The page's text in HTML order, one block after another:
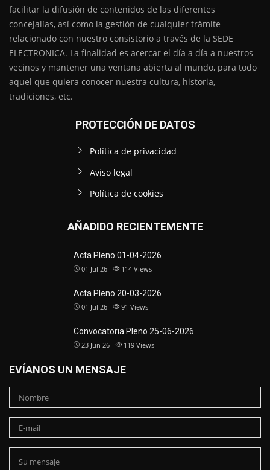
facilitar la difusión de contenidos de las diferentes
concejalías, así como la gestión de cualquier trámite
relacionado con nuestro consistorio a través de la SEDE
ELECTRONICA. La finalidad es acercar el día a día a nuestros
vecinos y mantener una ventana abierta al mundo, para todo
aquel que quiera conocer nuestra cultura, historia,
tradiciones, etc.
PROTECCIÓN DE DATOS
Política de privacidad
Aviso legal
Política de cookies
AÑADIDO RECIENTEMENTE
Acta Pleno 01-04-2026
01 Jul 26 114 Views
Acta Pleno 20-03-2026
01 Jul 26 91 Views
Convocatoria Pleno 25-06-2026
23 Jun 26 119 Views
EVÍANOS UN MENSAJE